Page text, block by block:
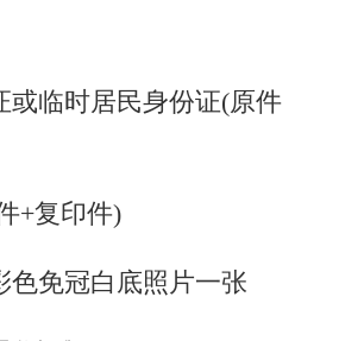
或临时居民身份证(原件
+复印件)
色免冠白底照片一张